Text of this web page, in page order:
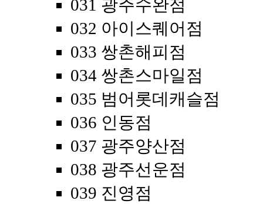
031 광주수완점
032 아이스퀘어점
033 쌍촌해피점
034 쌍촌스마일점
035 범어롯데캐슬점
036 인동점
037 광주양산점
038 광주선운점
039 진영점